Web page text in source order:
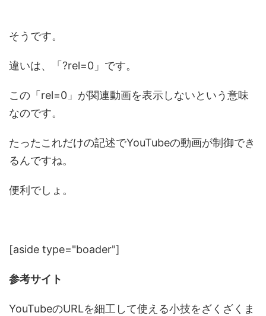
そうです。
違いは、「?rel=0」です。
この「rel=0」が関連動画を表示しないという意味
なのです。
たったこれだけの記述でYouTubeの動画が制御でき
るんですね。
便利でしょ。
[aside type="boader"]
参考サイト
YouTubeのURLを細工して使える小技をざくざくま